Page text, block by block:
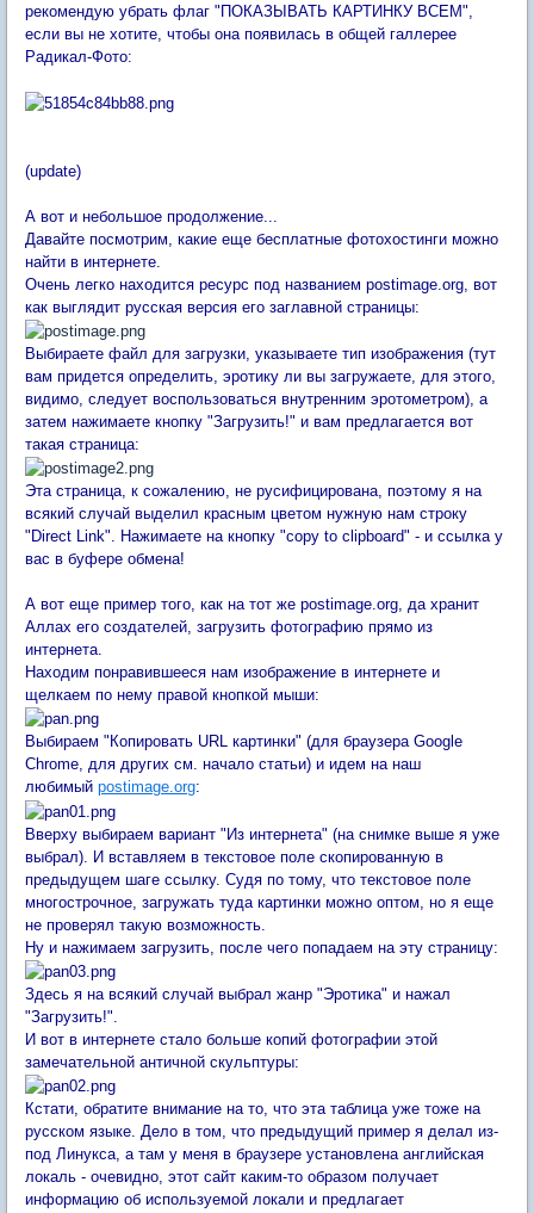
рекомендую убрать флаг "ПОКАЗЫВАТЬ КАРТИНКУ ВСЕМ",
если вы не хотите, чтобы она появилась в общей галлерее
Радикал-Фото:
(update)
А вот и небольшое продолжение...
Давайте посмотрим, какие еще бесплатные фотохостинги можно
найти в интернете.
Очень легко находится ресурс под названием postimage.org, вот
как выглядит русская версия его заглавной страницы:
Выбираете файл для загрузки, указываете тип изображения (тут
вам придется определить, эротику ли вы загружаете, для этого,
видимо, следует воспользоваться внутренним эротометром), а
затем нажимаете кнопку "Загрузить!" и вам предлагается вот
такая страница:
Эта страница, к сожалению, не русифицирована, поэтому я на
всякий случай выделил красным цветом нужную нам строку
"Direct Link". Нажимаете на кнопку "copy to clipboard" - и ссылка у
вас в буфере обмена!
А вот еще пример того, как на тот же postimage.org, да хранит
Аллах его создателей, загрузить фотографию прямо из
интернета.
Находим понравившееся нам изображение в интернете и
щелкаем по нему правой кнопкой мыши:
Выбираем "Копировать URL картинки" (для браузера Google
Chrome, для других см. начало статьи) и идем на наш
любимый postimage.org:
Вверху выбираем вариант "Из интернета" (на снимке выше я уже
выбрал). И вставляем в текстовое поле скопированную в
предыдущем шаге ссылку. Судя по тому, что текстовое поле
многострочное, загружать туда картинки можно оптом, но я еще
не проверял такую возможность.
Ну и нажимаем загрузить, после чего попадаем на эту страницу:
Здесь я на всякий случай выбрал жанр "Эротика" и нажал
"Загрузить!".
И вот в интернете стало больше копий фотографии этой
замечательной античной скульптуры:
Кстати, обратите внимание на то, что эта таблица уже тоже на
русском языке. Дело в том, что предыдущий пример я делал из-
под Линукса, а там у меня в браузере установлена английская
локаль - очевидно, этот сайт каким-то образом получает
информацию об используемой локали и предлагает